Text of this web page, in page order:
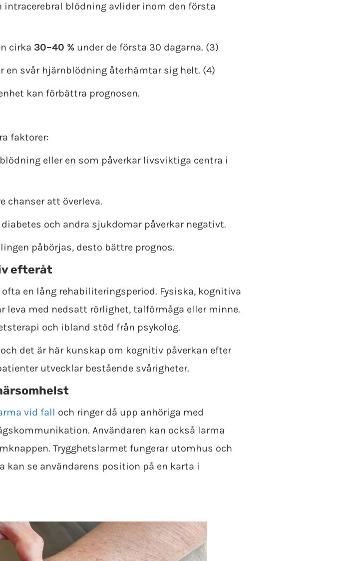
intracerebral blödning avlider inom den första
cirka 30–40 % under de första 30 dagarna. (3)
en svår hjärnblödning återhämtar sig helt. (4)
kan förbättra prognosen.
faktorer:
eller en som påverkar livsviktiga centra i
chanser att överleva.
och andra sjukdomar påverkar negativt.
påbörjas, desto bättre prognos.
efteråt
en lång rehabiliteringsperiod. Fysiska, kognitiva
leva med nedsatt rörlighet, talförmåga eller minne.
och ibland stöd från psykolog.
det är här kunskap om kognitiv påverkan efter
utvecklar bestående svårigheter.
vid fall och ringer då upp anhöriga med
Användaren kan också larma
Trygghetslarmet fungerar utomhus och
kan se användarens position på en karta i